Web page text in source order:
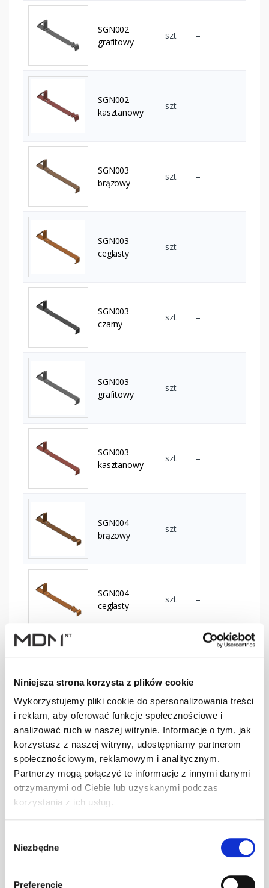
Niniejsza strona korzysta z plików cookie
Wykorzystujemy pliki cookie do spersonalizowania treści
i reklam, aby oferować funkcje społecznościowe i
analizować ruch w naszej witrynie. Informacje o tym, jak
korzystasz z naszej witryny, udostępniamy partnerom
społecznościowym, reklamowym i analitycznym.
Partnerzy mogą połączyć te informacje z innymi danymi
otrzymanymi od Ciebie lub uzyskanymi podczas
korzystania z ich usług.
zgody
Niezbędne
Preferencje
SGN002
grafitowy
szt –
SGN002
kasztanowy
szt –
SGN003
brązowy
szt –
SGN003
ceglasty
szt –
SGN003
czarny
szt –
SGN003
grafitowy
szt –
SGN003
kasztanowy
szt –
SGN004
brązowy
szt –
SGN004
ceglasty
szt –
SGN004
grafitowy
szt
SGN004